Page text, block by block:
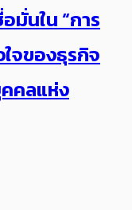
มั่นใน “การ
จของธุรกิจ
คลแห่ง